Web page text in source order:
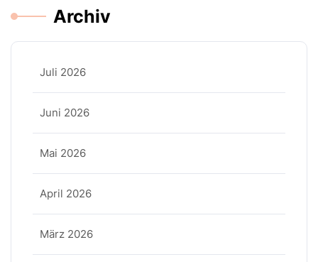
Archiv
Juli 2026
Juni 2026
Mai 2026
April 2026
März 2026